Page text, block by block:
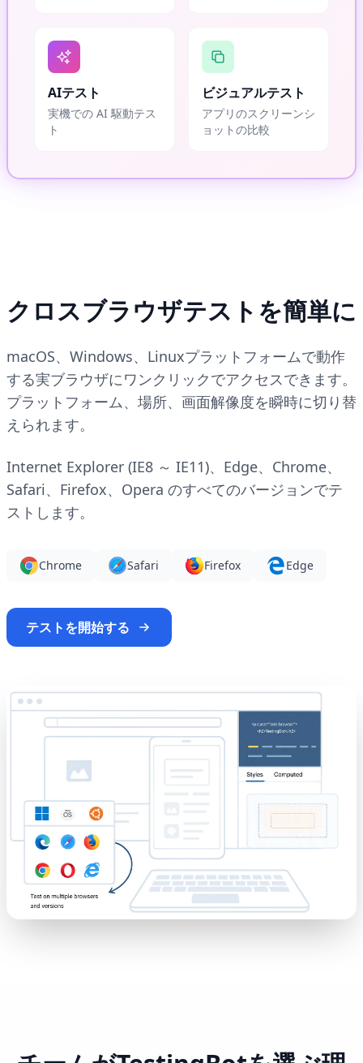
AIテスト
実機での AI 駆動テス
ト
ビジュアルテスト
アプリのスクリーンシ
ョットの比較
クロスブラウザテストを簡単に
macOS、Windows、Linuxプラットフォームで動作
する実ブラウザにワンクリックでアクセスできます。
プラットフォーム、場所、画面解像度を瞬時に切り替
えられます。
Internet Explorer (IE8 ～ IE11)、Edge、Chrome、
Safari、Firefox、Opera のすべてのバージョンでテ
ストします。
Chrome Safari Firefox Edge
テストを開始する